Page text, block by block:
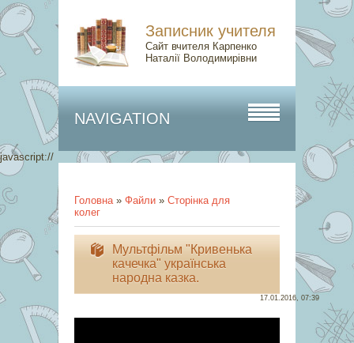
Записник учителя
Сайт вчителя Карпенко
Наталії Володимирівни
NAVIGATION
javascript://
Головна» Файли » Сторінка для
колег
Мультфільм "Кривенька
качечка" українська
народна казка.
17.01.2016, 07:39